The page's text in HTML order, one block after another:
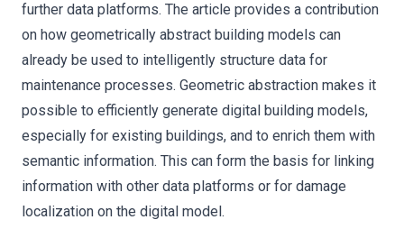
further data platforms. The article provides a contribution
on how geometrically abstract building models can
already be used to intelligently structure data for
maintenance processes. Geometric abstraction makes it
possible to efficiently generate digital building models,
especially for existing buildings, and to enrich them with
semantic information. This can form the basis for linking
information with other data platforms or for damage
localization on the digital model.